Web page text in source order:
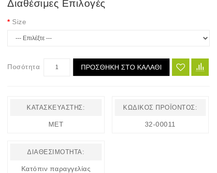
Διαθέσιμες Επιλογές
Size
Ποσότητα ΠΡΟΣΘΉΚΗ ΣΤΟ ΚΑΛΆΘΙ
ΚΑΤΑΣΚΕΥΑΣΤΉΣ:
MET
ΚΩΔΙΚΌΣ ΠΡΟΪΌΝΤΟΣ:
32-00011
ΔΙΑΘΕΣΙΜΌΤΗΤΑ:
Κατόπιν παραγγελίας